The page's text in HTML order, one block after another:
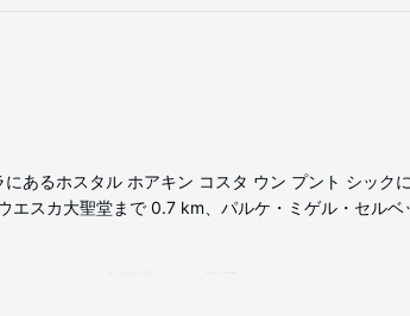
あるホスタル ホアキン コスタ ウン プント シッ
スカ大聖堂まで 0.7 km、パルケ・ミゲル・セルベ
料)、ヘアドライヤーが備わっています。